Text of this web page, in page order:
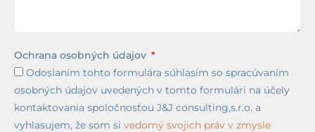
Ochrana osobných údajov
Odoslaním tohto formulára súhlasím so spracúvaním
osobných údajov uvedených v tomto formulári na účely
kontaktovania spoločnosťou J&J consulting,s.r.o. a
vyhlasujem, že som si vedomý svojich práv v zmysle